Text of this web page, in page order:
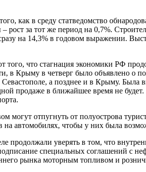
как в среду статведомство
рост за тот же период на 0,7%.
на 14,3% в годовом выражении.
того, что стагнация экономики РФ
в Крыму в четверг было объявлено о
а позднее и в Крыму.
продаже в ближайшее время не
могут отпугнуть от полуострова
автомобилях, чтобы у них была
продолжали уверять в том, что
специальных соглашений с
рынка моторным топливом и